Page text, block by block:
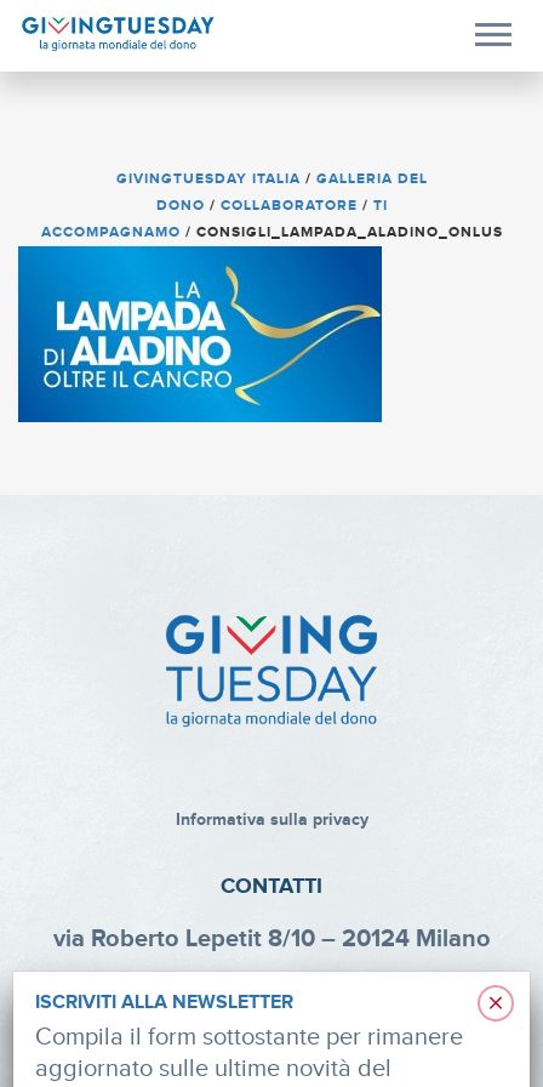
GIVINGTUESDAY ITALIA / GALLERIA DEL
DONO / COLLABORATORE / TI
ACCOMPAGNAMO / CONSIGLI_LAMPADA_ALADINO_ONLUS
Informativa sulla privacy
CONTATTI
via Roberto Lepetit 8/10 – 20124 Milano
Tel: +39 02 47924880
CF: 91374340379
×
ISCRIVITI ALLA NEWSLETTER
Compila il form sottostante per rimanere
aggiornato sulle ultime novità del